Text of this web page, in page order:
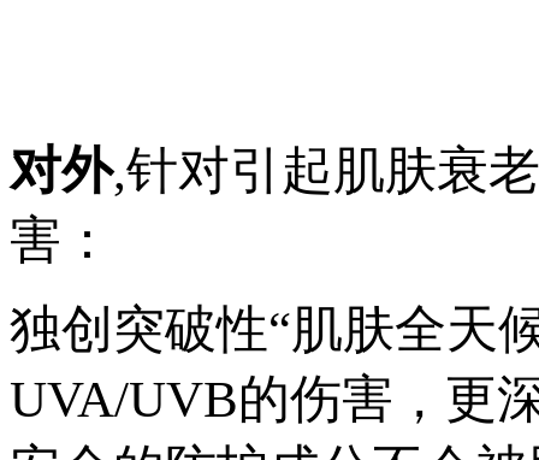
对外,针对引起肌肤衰
害：
独创突破性“肌肤全天
UVA/UVB的伤害，更